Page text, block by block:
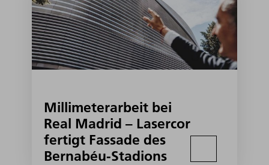
Millimeterarbeit bei
Real Madrid – Lasercor
fertigt Fassade des
Bernabéu-Stadions